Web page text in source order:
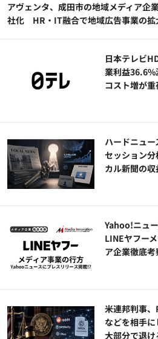
アヴェンタ、成田市の地域メディア企
社化 HR・IT融合で地域広告事業の拡
日本テレビ
業利益36.6%
コスト増が重
ハードニュ
セッション
カル新聞の
Yahoo!ニュ
LINEヤフー
ア企業徹底考
米連邦判事
などを相手
大部分で退